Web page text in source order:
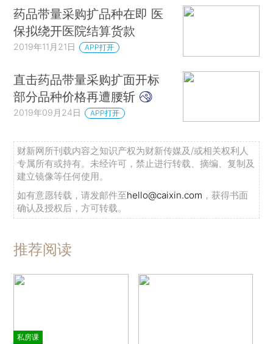
药品带量采购扩品种在即 医
保拟绕开医院结算货款
2019年11月21日 APP打开
直击药品带量采购扩面开标
部分品种价格再遭腰斩
2019年09月24日 APP打开
财新网所刊载内容之知识产权为财新传媒及/或相关权利人
专属所有或持有。未经许可，禁止进行转载、摘编、复制及
建立镜像等任何使用。
如有意愿转载，请发邮件至hello@caixin.com ，获得书面
确认及授权后，方可转载。
推荐阅读
私房课